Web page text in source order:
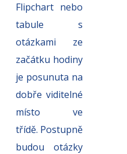
Flipchart nebo
tabule s
otázkami ze
začátku hodiny
je posunuta na
dobře viditelné
místo ve
třídě. Postupně
budou otázky